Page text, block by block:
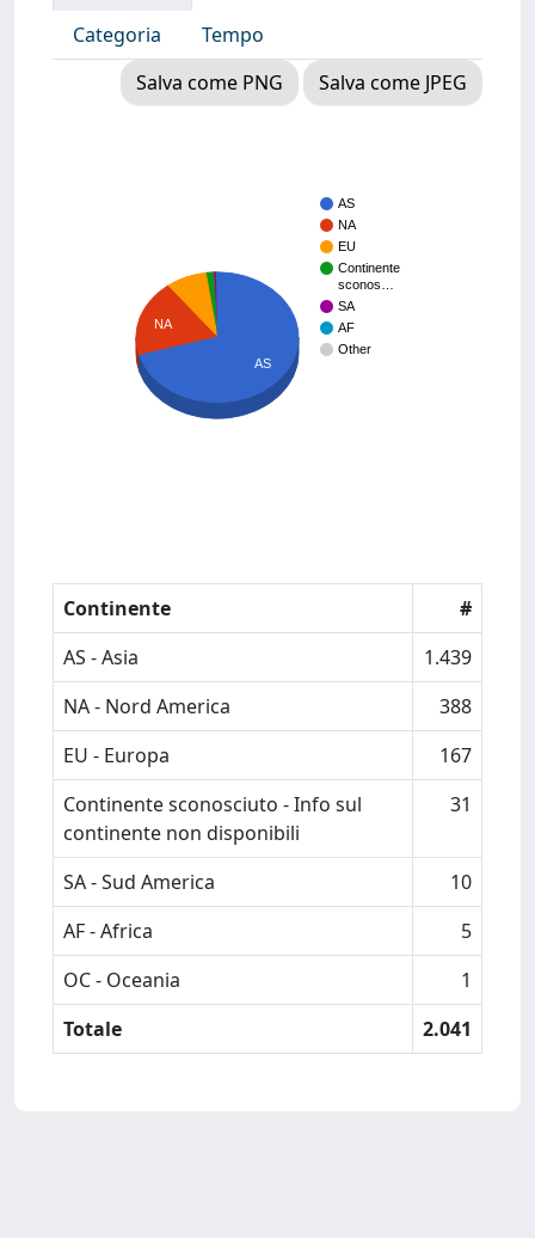
Categoria
Tempo
Salva come PNG
Salva come JPEG
AS
NA
EU
Continente
sconos…
SA
AF
Other
NA
AS
Continente
#
AS - Asia
1.439
NA - Nord America
388
EU - Europa
167
Continente sconosciuto - Info sul
continente non disponibili
31
SA - Sud America
10
AF - Africa
5
OC - Oceania
1
Totale
2.041